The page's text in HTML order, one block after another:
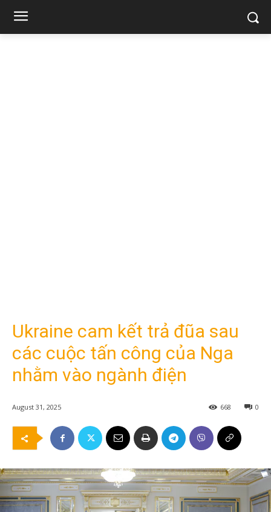
Ukraine cam kết trả đũa sau
các cuộc tấn công của Nga
nhằm vào ngành điện
August 31, 2025 0
668